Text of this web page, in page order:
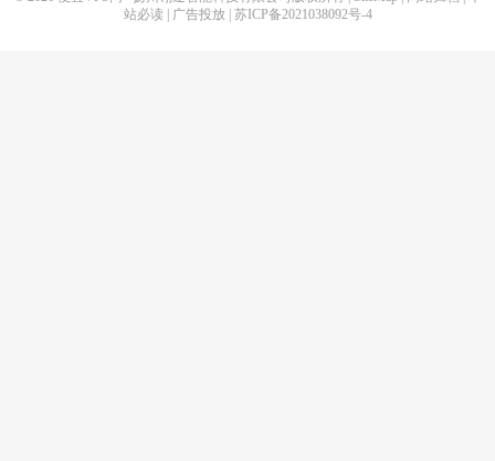
站必读
广告投放| 苏ICP备2021038092号-4